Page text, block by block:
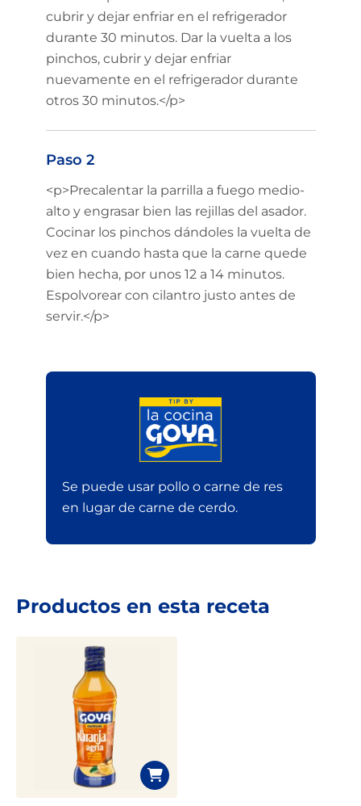
cubrir y dejar enfriar en el refrigerador
durante 30 minutos. Dar la vuelta a los
pinchos, cubrir y dejar enfriar
nuevamente en el refrigerador durante
otros 30 minutos.</p>
Paso 2
<p>Precalentar la parrilla a fuego medio-
alto y engrasar bien las rejillas del asador.
Cocinar los pinchos dándoles la vuelta de
vez en cuando hasta que la carne quede
bien hecha, por unos 12 a 14 minutos.
Espolvorear con cilantro justo antes de
servir.</p>
Se puede usar pollo o carne de res
en lugar de carne de cerdo.
Productos en esta receta